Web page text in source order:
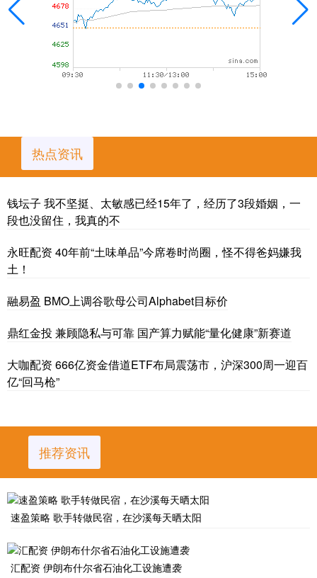
热点资讯
钱坛子 我不坚挺、太敏感已经15年了，经历了3段婚姻，一
段也没留住，我真的不
永旺配资 40年前“土味单品”今席卷时尚圈，怪不得爸妈嫌我
土！
融易盈 BMO上调谷歌母公司Alphabet目标价
鼎红金投 兼顾隐私与可靠 国产算力赋能“量化健康”新赛道
大咖配资 666亿资金借道ETF布局震荡市，沪深300周一迎百
亿“回马枪”
推荐资讯
速盈策略 歌手转做民宿，在沙溪每天晒太阳
汇配资 伊朗布什尔省石油化工设施遭袭